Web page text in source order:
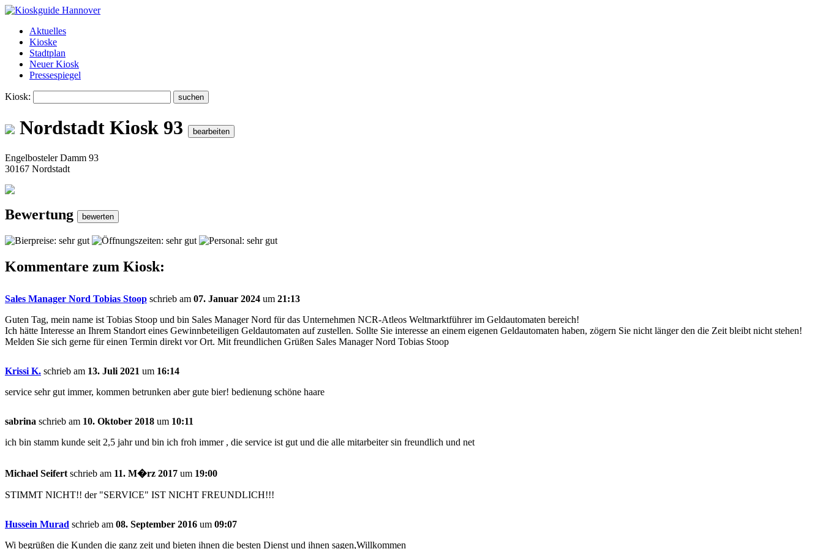
Aktuelles
Kioske
Stadtplan
Neuer Kiosk
Pressespiegel
Kiosk:
Nordstadt Kiosk 93
Engelbosteler Damm 93
30167 Nordstadt
Bewertung
Kommentare zum Kiosk:
Sales Manager Nord Tobias Stoop schrieb am 07. Januar 2024 um 21:13
Guten Tag, mein name ist Tobias Stoop und bin Sales Manager Nord für das Unternehmen NCR-Atleos Weltmarktführer im Geldautomaten bereich!
Ich hätte Interesse an Ihrem Standort eines Gewinnbeteiligen Geldautomaten auf zustellen. Sollte Sie interesse an einem eigenen Geldautomaten haben, zögern Sie nicht länger den die Zeit bleibt nicht stehen!
Melden Sie sich gerne für einen Termin direkt vor Ort. Mit freundlichen Grüßen Sales Manager Nord Tobias Stoop
Krissi K. schrieb am 13. Juli 2021 um 16:14
service sehr gut immer, kommen betrunken aber gute bier! bedienung schöne haare
sabrina schrieb am 10. Oktober 2018 um 10:11
ich bin stamm kunde seit 2,5 jahr und bin ich froh immer , die service ist gut und die alle mitarbeiter sin freundlich und net
Michael Seifert schrieb am 11. M�rz 2017 um 19:00
STIMMT NICHT!! der "SERVICE" IST NICHT FREUNDLICH!!!
Hussein Murad schrieb am 08. September 2016 um 09:07
Wi begrüßen die Kunden die ganz zeit und bieten ihnen die besten Dienst und ihnen sagen,Willkommen